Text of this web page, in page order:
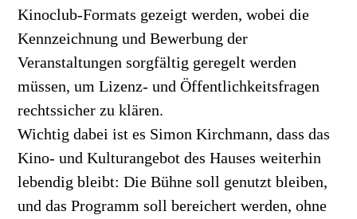
Kinoclub-Formats gezeigt werden, wobei die
Kennzeichnung und Bewerbung der
Veranstaltungen sorgfältig geregelt werden
müssen, um Lizenz- und Öffentlichkeitsfragen
rechtssicher zu klären.
Wichtig dabei ist es Simon Kirchmann, dass das
Kino- und Kulturangebot des Hauses weiterhin
lebendig bleibt: Die Bühne soll genutzt bleiben,
und das Programm soll bereichert werden, ohne